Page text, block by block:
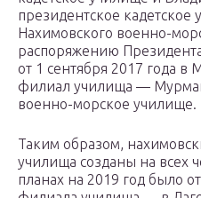
президентское
Нахимовского военно-
распоряжению
от 1 сентября 2017 года в
филиал училища —
военно-морское училище.
Таким образом,
училища созданы на всех
планах на 2019 год было